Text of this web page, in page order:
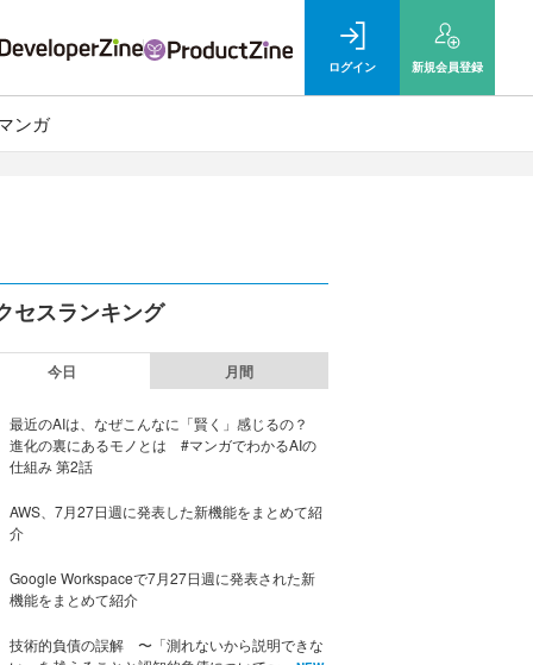
ログイン 新規会員登録
ンガ
セスランキング
今日 月間
最近のAIは、なぜこんなに「賢く」感じるの？
進化の裏にあるモノとは #マンガでわかるAIの
仕組み 第2話
AWS、7月27日週に発表した新機能をまとめて紹
介
Google Workspaceで7月27日週に発表された新
機能をまとめて紹介
技術的負債の誤解 〜「測れないから説明できな